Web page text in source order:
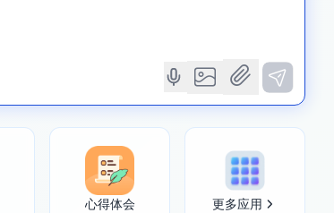
心得体会 更多应用